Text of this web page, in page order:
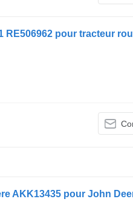
RE506962 pour tracteur
AKK13435 pour John